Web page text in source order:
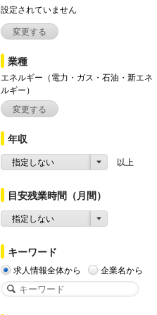
設定されていません
変更する
業種
エネルギー（電力・ガス・石油・新エネ
ルギー）
変更する
年収
指定しない 以上
目安残業時間（月間）
指定しない
キーワード
求人情報全体から 企業名から